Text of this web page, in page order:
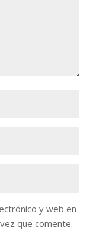
y web en
que comente.